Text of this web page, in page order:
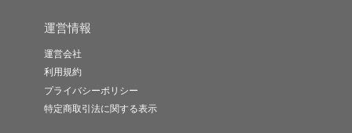
運営情報
運営会社
利用規約
プライバシーポリシー
特定商取引法に関する表示